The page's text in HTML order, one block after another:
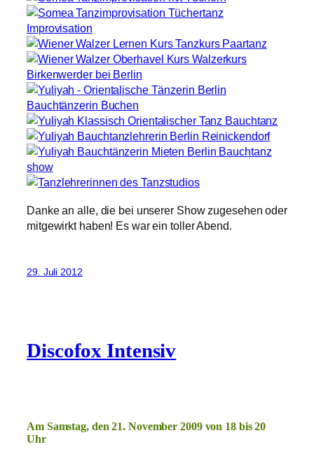
Danke an alle, die bei unserer Show zugesehen oder
mitgewirkt haben! Es war ein toller Abend.
29. Juli 2012
Discofox Intensiv
Am Samstag, den 21. November 2009 von 18 bis 20
Uhr